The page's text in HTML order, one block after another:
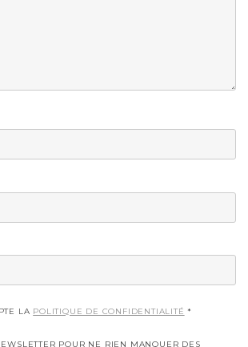
LA POLITIQUE DE CONFIDENTIALITÉ *
POUR NE RIEN MANQUER DES